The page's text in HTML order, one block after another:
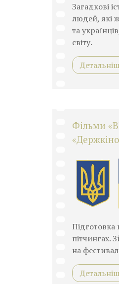
Загадкові
людей, які
та
світу.
Фільми
Підготовка
пітчингах.
на